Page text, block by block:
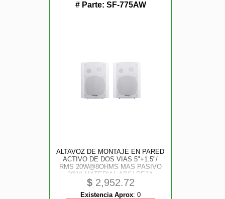
# Parte: SF-775AW
ALTAVOZ DE MONTAJE EN PARED
ACTIVO DE DOS VIAS 5"+1.5"/
RMS 20W@8OHMS MAS PASIVO
20W/ MATERIAL ABS/ REJA
METÁLICA/ BRACKET DE METAL/
COLOR BLANCO
$2,952.72
Existencia Aprox: 0